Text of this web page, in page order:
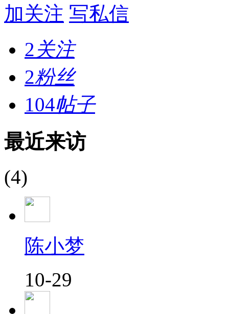
加关注 写私信
2关注
2粉丝
104帖子
最近来访
(4)
陈小梦
10-29